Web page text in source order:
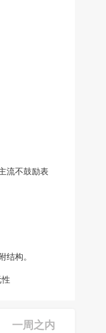
流不鼓励表
结构。
一周之内